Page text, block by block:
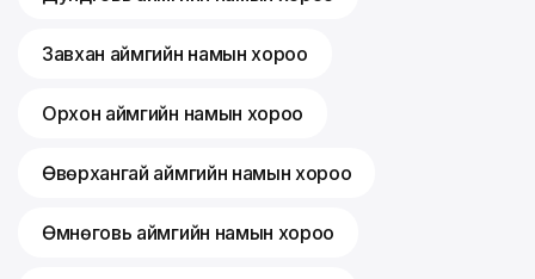
Завхан аймгийн намын хороо
Орхон аймгийн намын хороо
Өвөрхангай аймгийн намын хороо
Өмнөговь аймгийн намын хороо